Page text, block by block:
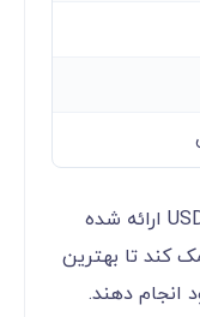
جدول ارزش غذایی ارده که توسط USDA ارائه شده
کند تا بهترین
انجام دهند.